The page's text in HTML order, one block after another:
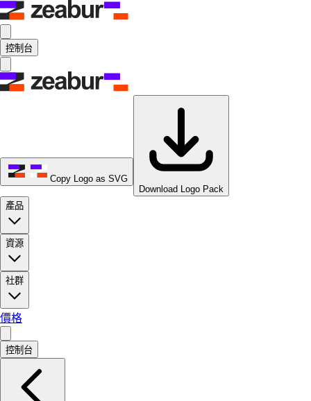
控制台
Copy Logo as SVG
Download Logo Pack
產品
資源
社群
價格
控制台